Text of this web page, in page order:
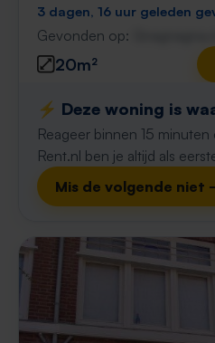
3 dagen, 16 uur geleden
Gevonden op:
20m²
⚡️ Deze woning is
Reageer binnen 15
Rent.nl ben je altijd als
Mis de volgende niet